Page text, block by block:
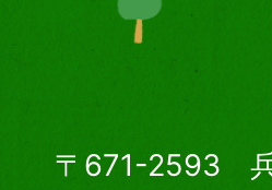
〒671-2593 兵